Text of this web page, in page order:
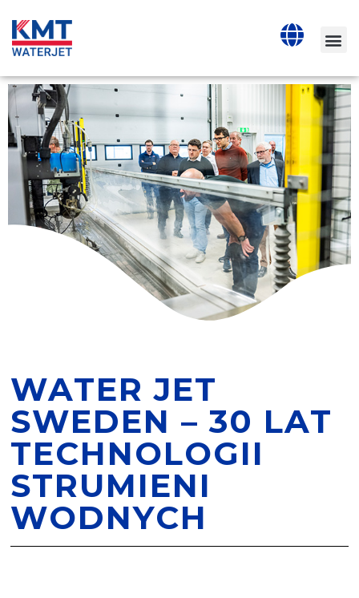
WATER JET
SWEDEN – 30 LAT
TECHNOLOGII
STRUMIENI
WODNYCH